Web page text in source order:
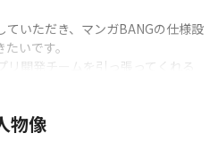
ていただき、マンガBANGの仕様設
いです。
リ開発チームを引っ張ってくれる
をユーザに提供する。
物像